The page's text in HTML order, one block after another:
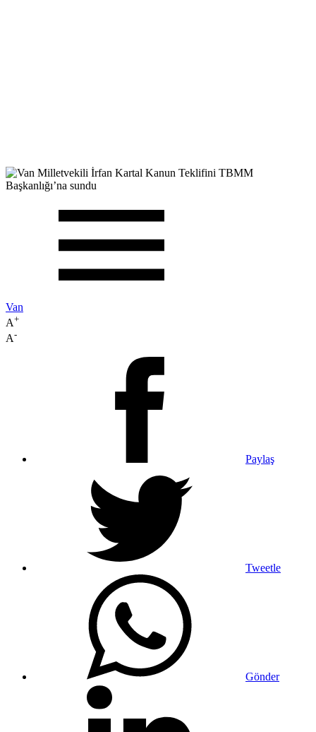
Van
A+
A-
Paylaş
Tweetle
Gönder